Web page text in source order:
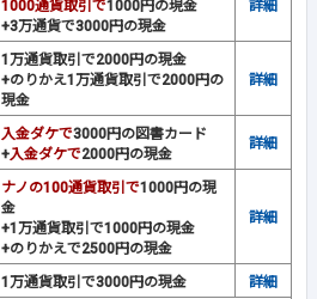
1000通貨取引で1000円の現金
+3万通貨で3000円の現金
詳細
1万通貨取引で2000円の現金
+のりかえ1万通貨取引で2000円の
現金
詳細
入金ダケで3000円の図書カード
+入金ダケで2000円の現金
詳細
ナノの100通貨取引で1000円の現
金
+1万通貨取引で1000円の現金
+のりかえで2500円の現金
詳細
1万通貨取引で3000円の現金
詳細